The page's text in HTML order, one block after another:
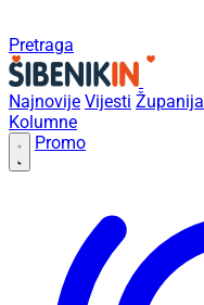
Pretraga
Najnovije Vijesti Županija
Kolumne
Promo